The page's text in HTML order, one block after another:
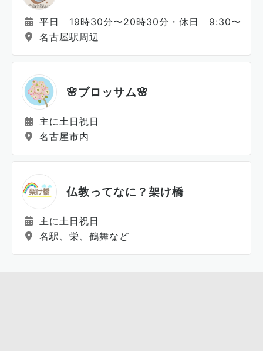
平日 19時30分〜20時30分・休日 9:30〜
名古屋駅周辺
🌸ブロッサム🌸
主に土日祝日
名古屋市内
仏教ってなに？架け橋
主に土日祝日
名駅、栄、鶴舞など